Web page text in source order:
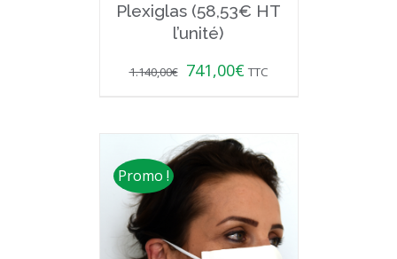
Plexiglas (58,53€ HT
l’unité)
1.140,00€ 741,00€ TTC
Promo !